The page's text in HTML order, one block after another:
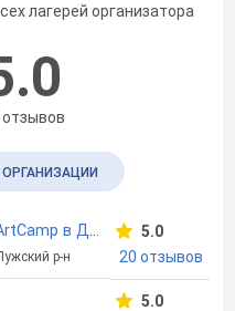
лагерей организатора
отзывов
ОРГАНИЗАЦИИ
Творческий лагерь ArtCamp в ДОЛ «Восход»
р-н
5.0
20 отзывов
5.0